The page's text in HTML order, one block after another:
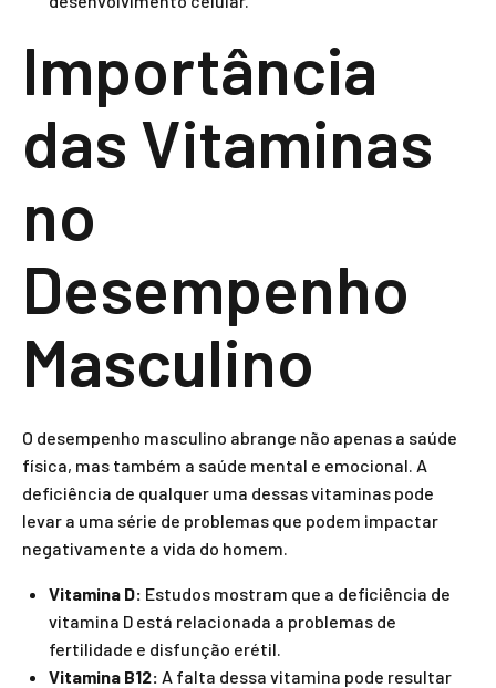
Importância
das Vitaminas
no
Desempenho
Masculino
O desempenho masculino abrange não apenas a saúde
física, mas também a saúde mental e emocional. A
deficiência de qualquer uma dessas vitaminas pode
levar a uma série de problemas que podem impactar
negativamente a vida do homem.
Vitamina D: Estudos mostram que a deficiência de
vitamina D está relacionada a problemas de
fertilidade e disfunção erétil.
Vitamina B12: A falta dessa vitamina pode resultar